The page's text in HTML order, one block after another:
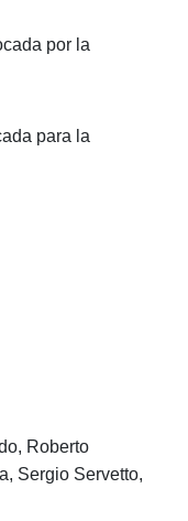
por la
para la
Roberto
Sergio Servetto,